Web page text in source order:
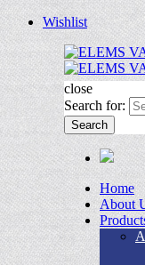
Wishlist
close
Search for:
Search
Home
About